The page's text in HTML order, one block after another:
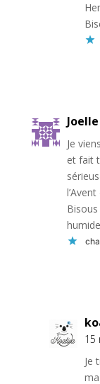
Joelle
Je
et fait
15
Je